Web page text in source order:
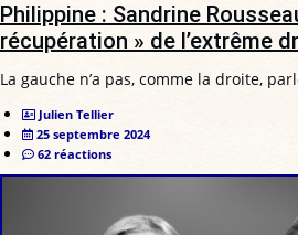
Philippine : Sandrine
récupération » de l’extrême
La gauche n’a pas, comme la droite,
Julien Tellier
25 septembre 2024
62 réactions